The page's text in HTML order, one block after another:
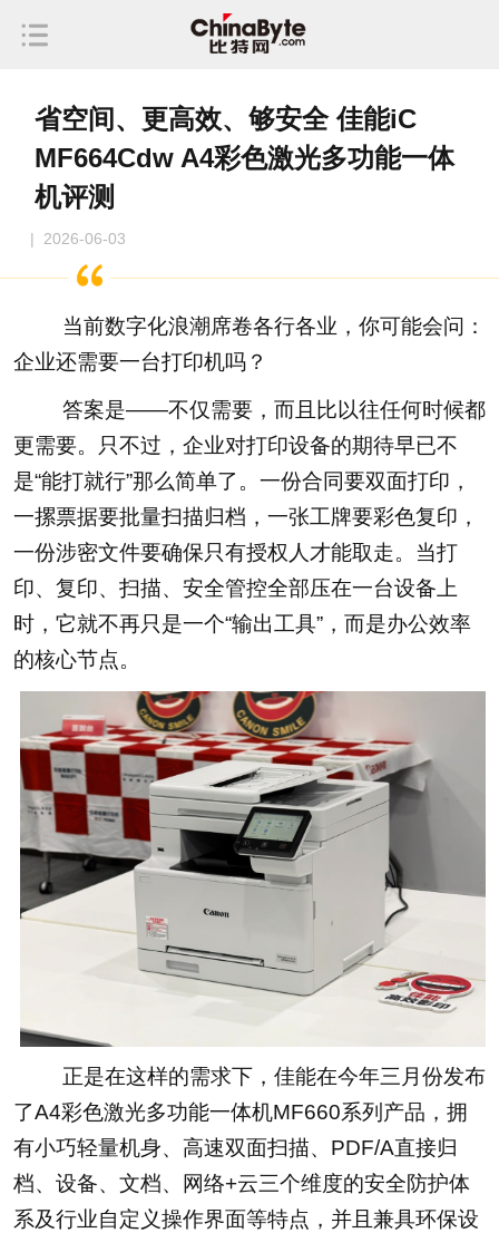
省空间、更高效、够安全 佳能iC
MF664Cdw A4彩色激光多功能一体
机评测
| 2026-06-03
当前数字化浪潮席卷各行各业，你可能会问：
企业还需要一台打印机吗？
答案是——不仅需要，而且比以往任何时候都
更需要。只不过，企业对打印设备的期待早已不
是“能打就行”那么简单了。一份合同要双面打印，
一摞票据要批量扫描归档，一张工牌要彩色复印，
一份涉密文件要确保只有授权人才能取走。当打
印、复印、扫描、安全管控全部压在一台设备上
时，它就不再只是一个“输出工具”，而是办公效率
的核心节点。
正是在这样的需求下，佳能在今年三月份发布
了A4彩色激光多功能一体机MF660系列产品，拥
有小巧轻量机身、高速双面扫描、PDF/A直接归
档、设备、文档、网络+云三个维度的安全防护体
系及行业自定义操作界面等特点，并且兼具环保设